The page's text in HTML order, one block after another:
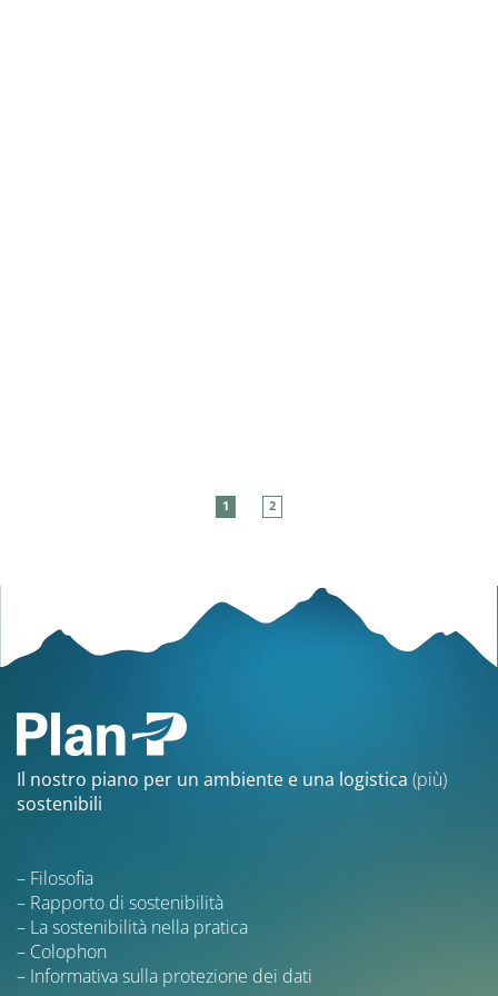
1 2
Il nostro piano per un ambiente e una logistica (più)
sostenibili
Filosofia
Rapporto di sostenibilità
La sostenibilità nella pratica
Colophon
Informativa sulla protezione dei dati